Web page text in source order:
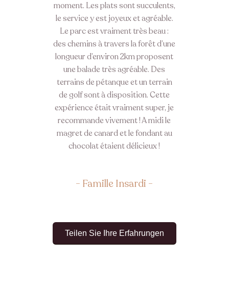
moment. Les plats sont succulents,
le service y est joyeux et agréable.
Le parc est vraiment très beau :
des chemins à travers la forêt d’une
longueur d’environ 2km proposent
une balade très agréable. Des
terrains de pétanque et un terrain
de golf sont à disposition. Cette
expérience était vraiment super, je
recommande vivement ! A midi le
magret de canard et le fondant au
chocolat étaient délicieux !
Famille Insardi
Teilen Sie Ihre Erfahrungen